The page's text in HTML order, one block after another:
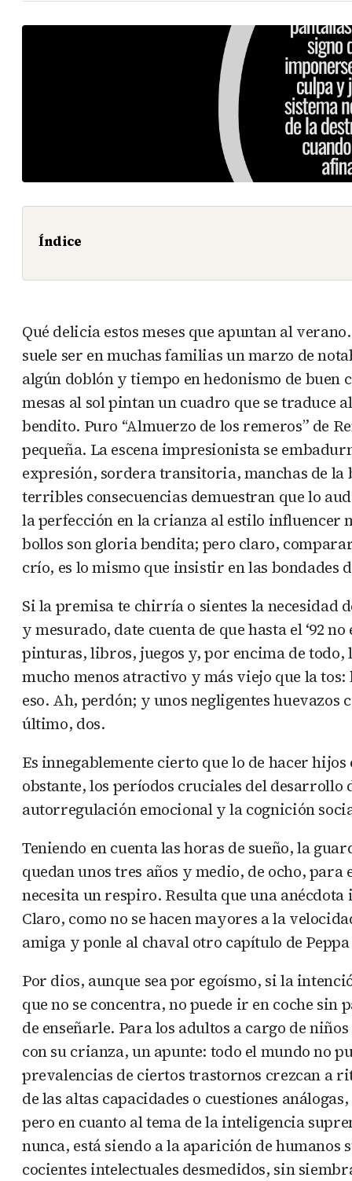
Índice
Qué delicia estos meses que apuntan al
suele ser en muchas familias un marzo de
algún doblón y tiempo en hedonismo de buen
mesas al sol pintan un cuadro que se traduce
bendito. Puro “Almuerzo de los remeros” de
pequeña. La escena impresionista se
expresión, sordera transitoria, manchas de la
terribles consecuencias demuestran que lo
la perfección en la crianza al estilo influencer
bollos son gloria bendita; pero claro,
crío, es lo mismo que insistir en las bondades
Si la premisa te chirría o sientes la necesidad
y mesurado, date cuenta de que hasta el ‘92
pinturas, libros, juegos y, por encima de
mucho menos atractivo y más viejo que la
eso. Ah, perdón; y unos negligentes huevazos
último, dos.
Es innegablemente cierto que lo de hacer
obstante, los períodos cruciales del
autorregulación emocional y la cognición
Teniendo en cuenta las horas de sueño, la
quedan unos tres años y medio, de ocho,
necesita un respiro. Resulta que una
Claro, como no se hacen mayores a la
amiga y ponle al chaval otro capítulo de
Por dios, aunque sea por egoísmo, si la
que no se concentra, no puede ir en coche
de enseñarle. Para los adultos a cargo de
con su crianza, un apunte: todo el mundo no
prevalencias de ciertos trastornos crezcan a
de las altas capacidades o cuestiones
pero en cuanto al tema de la inteligencia
nunca, está siendo a la aparición de
cocientes intelectuales desmedidos, sin